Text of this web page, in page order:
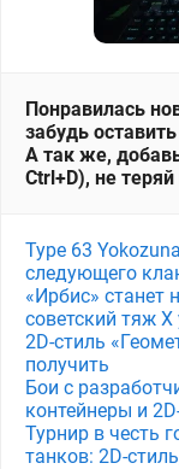
Понравилась
забудь
А так же,
Ctrl+D), не теряй
Type 63
следующего
«Ирбис» станет
советский тяж
2D-стиль
получить
Бои с
контейнеры и
Турнир в честь
танков: 2D-